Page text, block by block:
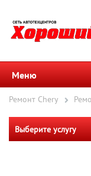
Меню
Ремонт Chery
Выберите услугу